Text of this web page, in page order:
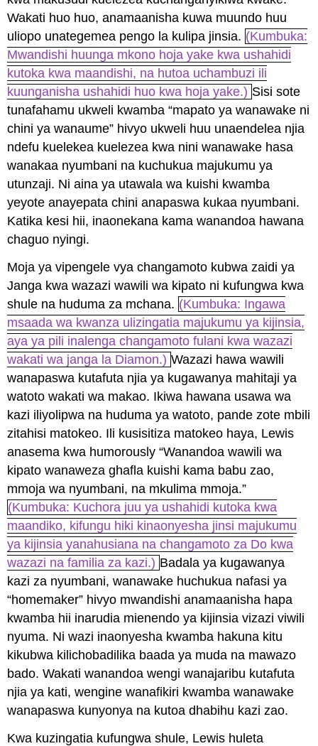
Wakati huo huo, anamaanisha kuwa muundo huu
uliopo unategemea pengo la kulipa jinsia. (Kumbuka:
Mwandishi huunga mkono hoja yake kwa ushahidi
kutoka kwa maandishi, na hutoa uchambuzi ili
kuunganisha ushahidi huo kwa hoja yake.) Sisi sote
tunafahamu ukweli kwamba “mapato ya wanawake ni
chini ya wanaume” hivyo ukweli huu unaendelea njia
ndefu kuelekea kuelezea kwa nini wanawake hasa
wanakaa nyumbani na kuchukua majukumu ya
utunzaji. Ni aina ya utawala wa kuishi kwamba
yeyote anayepata chini anapaswa kukaa nyumbani.
Katika kesi hii, inaonekana kama wanandoa hawana
chaguo nyingi.
Moja ya vipengele vya changamoto kubwa zaidi ya
Janga kwa wazazi wawili wa kipato ni kufungwa kwa
shule na huduma za mchana. (Kumbuka: Ingawa
msaada wa kwanza ulizingatia majukumu ya kijinsia,
aya ya pili inalenga changamoto fulani kwa wazazi
wakati wa janga la Diamon.) Wazazi hawa wawili
wanapaswa kutafuta njia ya kugawanya mahitaji ya
watoto wakati wa makao. Ikiwa hawana usawa wa
kazi iliyolipwa na huduma ya watoto, pande zote mbili
zitahisi matokeo. Ili kusisitiza matokeo haya, Lewis
anasema kwa humorously “Wanandoa wawili wa
kipato wanaweza ghafla kuishi kama babu zao,
mmoja wa nyumbani, na mkulima mmoja.”
(Kumbuka: Kuchora juu ya ushahidi kutoka kwa
maandiko, kifungu hiki kinaonyesha jinsi majukumu
ya kijinsia yanahusiana na changamoto za Do kwa
wazazi na familia za kazi.) Badala ya kugawanya
kazi za nyumbani, wanawake huchukua nafasi ya
“homemaker” hivyo mwandishi anamaanisha hapa
kwamba hii inarudia mienendo ya kijinsia vizazi viwili
nyuma. Ni wazi inaonyesha kwamba hakuna kitu
kikubwa kilichobadilika baada ya muda na mawazo
bado. Wakati wanandoa wengi wanajaribu kutafuta
njia ya kati, wengine wanafikiri kwamba wanawake
wanapaswa kunyonya na kutoa dhabihu kazi zao.
Kwa kuzingatia kufungwa shule, Lewis huleta